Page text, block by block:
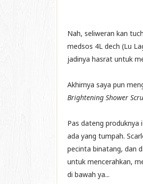
Nah, seliweran kan
medsos 4L dech (Lu
jadinya hasrat untuk
Akhirnya saya pun
Brightening Shower
Pas dateng produknya
ada yang tumpah.
pecinta binatang, dan
untuk mencerahkan,
di bawah ya...